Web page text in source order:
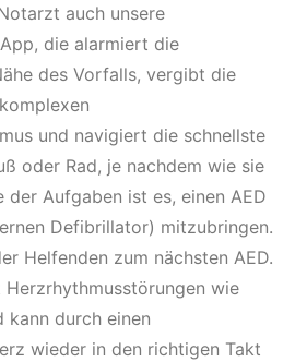
auch unsere
die alarmiert die
des Vorfalls, vergibt die
und navigiert die schnellste
oder Rad, je nachdem wie sie
der Aufgaben ist es, einen AED
Defibrillator) mitzubringen.
Helfenden zum nächsten AED.
Herzrhythmusstörungen wie
kann durch einen
wieder in den richtigen Takt